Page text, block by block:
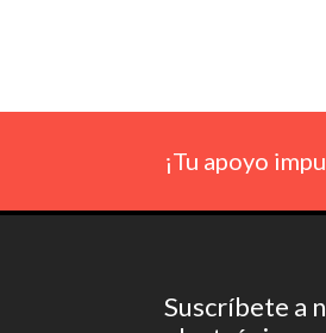
¡Tu apoyo
Suscríbete a